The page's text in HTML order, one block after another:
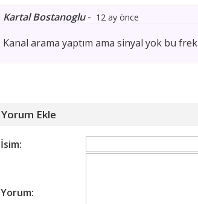
Kartal Bostanoglu- 12 ay önce
Kanal arama yaptım ama sinyal yok bu
Yorum Ekle
İsim:
Yorum: